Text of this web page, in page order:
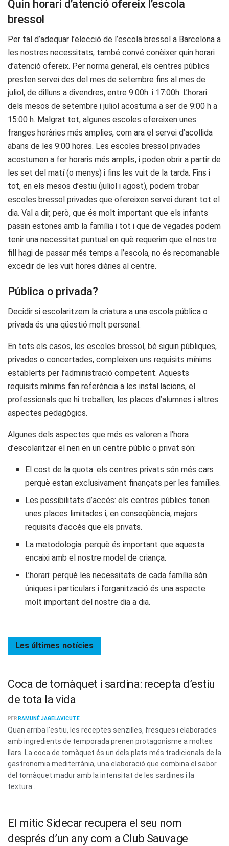
Quin horari d’atenció ofereix l’escola
bressol
Per tal d’adequar l’elecció de l’escola bressol a Barcelona a
les nostres necessitats, també convé conèixer quin horari
d’atenció ofereix. Per norma general, els centres públics
presten servei des del mes de setembre fins al mes de
juliol, de dilluns a divendres, entre 9:00h. i 17:00h. L’horari
dels mesos de setembre i juliol acostuma a ser de 9:00 h a
15:00 h. Malgrat tot, algunes escoles ofereixen unes
franges horàries més amplies, com ara el servei d’acollida
abans de les 9:00 hores. Les escoles bressol privades
acostumen a fer horaris més amplis, i poden obrir a partir de
les set del matí (o menys) i fins les vuit de la tarda. Fins i
tot, en els mesos d’estiu (juliol i agost), podem trobar
escoles bressol privades que ofereixen servei durant tot el
dia. Val a dir, però, que és molt important que els infants
passin estones amb la família i tot i que de vegades podem
tenir una necessitat puntual en què requerim que el nostre
fill hagi de passar més temps a l’escola, no és recomanable
excedir de les vuit hores diàries al centre.
Pública o privada?
Decidir si escolaritzem la criatura a una escola pública o
privada és una qüestió molt personal.
En tots els casos, les escoles bressol, bé siguin públiques,
privades o concertades, compleixen uns requisits mínims
establerts per l’administració competent. Aquests
requisits mínims fan referència a les instal·lacions, el
professionals que hi treballen, les places d’alumnes i altres
aspectes pedagògics.
Algunes dels aspectes que més es valoren a l’hora
d’escolaritzar el nen en un centre públic o privat són:
El cost de la quota: els centres privats són més cars
perquè estan exclusivament finançats per les famílies.
Les possibilitats d’accés: els centres públics tenen
unes places limitades i, en conseqüència, majors
requisits d’accés que els privats.
La metodologia: perquè és important que aquesta
encaixi amb el nostre model de criança.
L’horari: perquè les necessitats de cada família són
úniques i particulars i l’organització és una aspecte
molt important del nostre dia a dia.
Les últimes notícies
Coca de tomàquet i sardina: recepta d’estiu
de tota la vida
PER RAMUNÉ JAGELAVICUTE
Quan arriba l'estiu, les receptes senzilles, fresques i elaborades
amb ingredients de temporada prenen protagonisme a moltes
llars. La coca de tomàquet és un dels plats més tradicionals de la
gastronomia mediterrània, una elaboració que combina el sabor
del tomàquet madur amb la intensitat de les sardines i la
textura...
El mític Sidecar recupera el seu nom
després d’un any com a Club Sauvage